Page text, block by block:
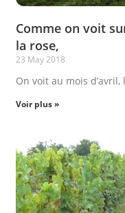
Comme on voit
la rose,
23 May 2018
On voit au mois
Voir plus »